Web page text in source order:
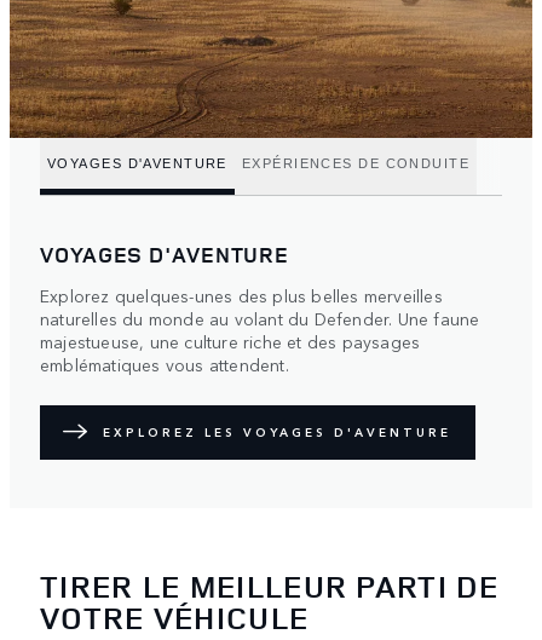
VOYAGES D'AVENTURE EXPÉRIENCES DE CONDUITE
VOYAGES D'AVENTURE
Explorez quelques-unes des plus belles merveilles
naturelles du monde au volant du Defender. Une faune
majestueuse, une culture riche et des paysages
emblématiques vous attendent.
EXPLOREZ LES VOYAGES D'AVENTURE
TIRER LE MEILLEUR PARTI DE
VOTRE VÉHICULE